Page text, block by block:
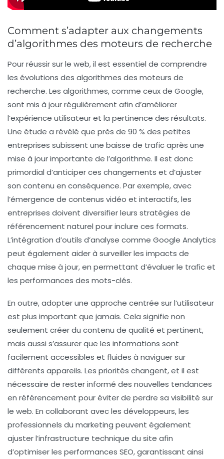
Comment s’adapter aux changements
d’algorithmes des moteurs de recherche
Pour réussir sur le web, il est essentiel de comprendre
les évolutions des algorithmes des moteurs de
recherche. Les algorithmes, comme ceux de Google,
sont mis à jour régulièrement afin d’améliorer
l’expérience utilisateur et la pertinence des résultats.
Une étude a révélé que près de 90 % des petites
entreprises subissent une baisse de trafic après une
mise à jour importante de l’algorithme. Il est donc
primordial d’anticiper ces changements et d’ajuster
son contenu en conséquence. Par exemple, avec
l’émergence de contenus vidéo et interactifs, les
entreprises doivent diversifier leurs stratégies de
référencement naturel pour inclure ces formats.
L’intégration d’outils d’analyse comme Google Analytics
peut également aider à surveiller les impacts de
chaque mise à jour, en permettant d’évaluer le trafic et
les performances des mots-clés.
En outre, adopter une approche centrée sur l’utilisateur
est plus important que jamais. Cela signifie non
seulement créer du contenu de qualité et pertinent,
mais aussi s’assurer que les informations sont
facilement accessibles et fluides à naviguer sur
différents appareils. Les priorités changent, et il est
nécessaire de rester informé des nouvelles tendances
en référencement pour éviter de perdre sa visibilité sur
le web. En collaborant avec les développeurs, les
professionnels du marketing peuvent également
ajuster l’infrastructure technique du site afin
d’optimiser les performances SEO, garantissant ainsi